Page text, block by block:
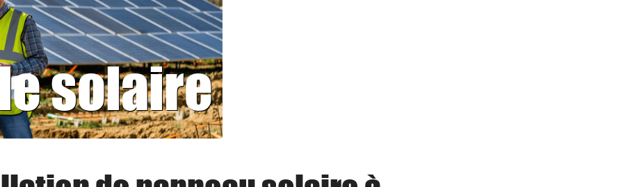
solaire